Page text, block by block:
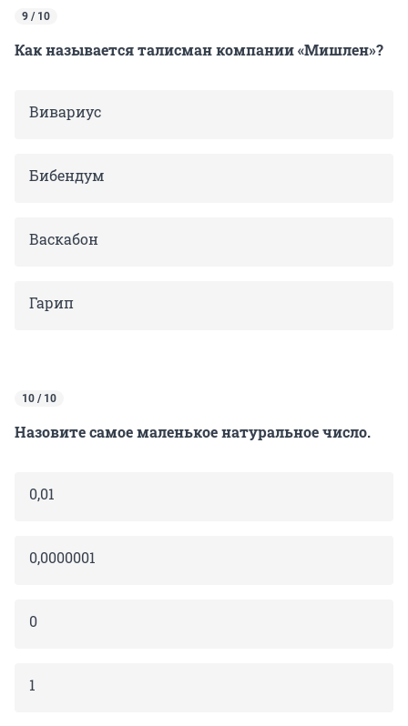
9 / 10
Как называется талисман компании «Мишлен»?
Вивариус
Бибендум
Васкабон
Гарип
10 / 10
Назовите самое маленькое натуральное число.
0,01
0,0000001
0
1